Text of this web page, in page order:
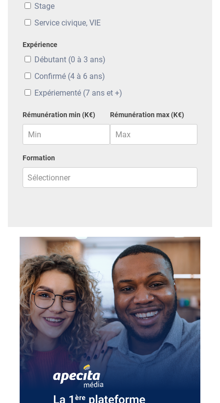
Stage
Service civique, VIE
Expérience
Débutant (0 à 3 ans)
Confirmé (4 à 6 ans)
Expériementé (7 ans et +)
Rémunération min (K€) Rémunération max (K€)
Formation